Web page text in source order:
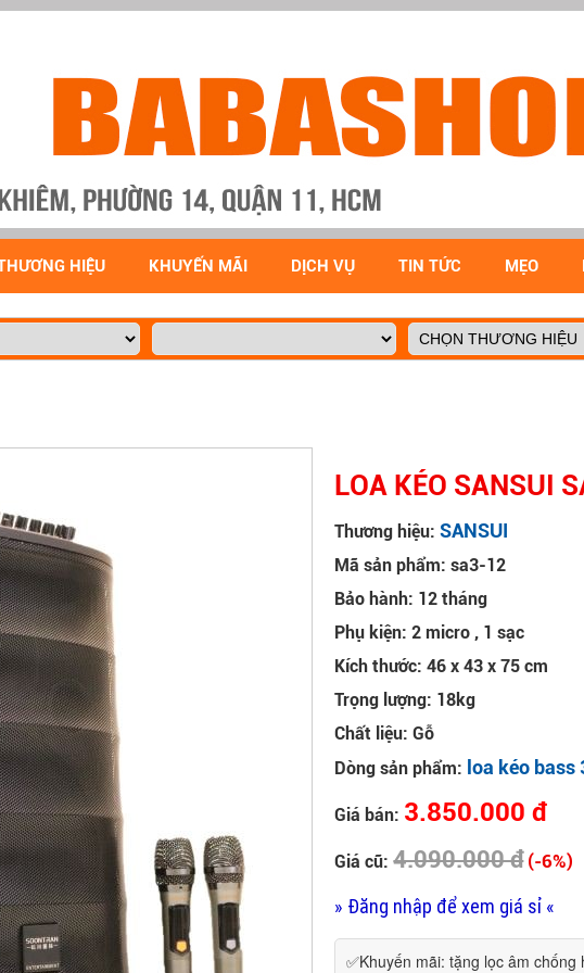
HIỆU KHUYẾN MÃI DỊCH VỤ TIN TỨC MẸO
LOA KÉO SANSUI
Thương hiệu:SANSUI
Mã sản phẩm: sa3-12
Bảo hành: 12 tháng
Phụ kiện: 2 micro , 1 sạc
Kích thước: 46 x 43 x 75 cm
Trọng lượng: 18kg
Chất liệu: Gỗ
Dòng sản phẩm: loa kéo bass
Giá bán: 3.850.000 đ
Giá cũ:4.090.000 đ (-6%)
» Đăng nhập để xem giá sỉ «
✅Khuyến mãi: tặng lọc âm chống